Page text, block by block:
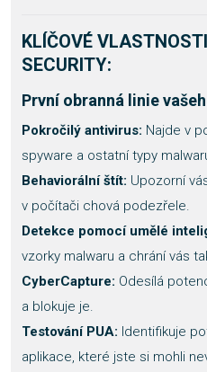
KLÍČOVÉ
SECURITY:
První obranná linie
Pokročilý antivirus: Najde v
spyware a ostatní typy
Behaviorální štít: Upozorní
v počítači chová podezřele.
Detekce pomocí umělé
vzorky malwaru a chrání vás
CyberCapture: Odesílá
a blokuje je.
Testování PUA: Identifikuje
aplikace, které jste si mohli